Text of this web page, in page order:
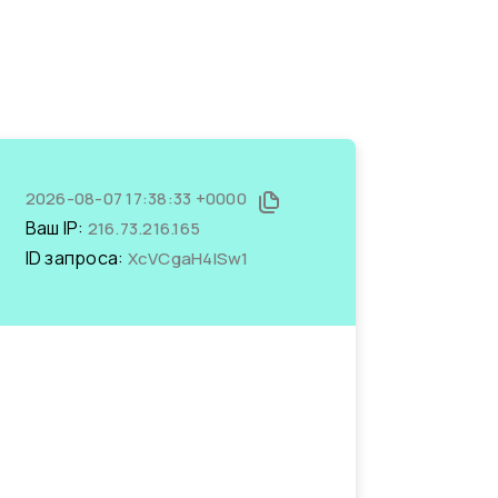
2026-08-07 17:38:33 +0000
Ваш IP: 216.73.216.165
ID запроса: XcVCgaH4ISw1